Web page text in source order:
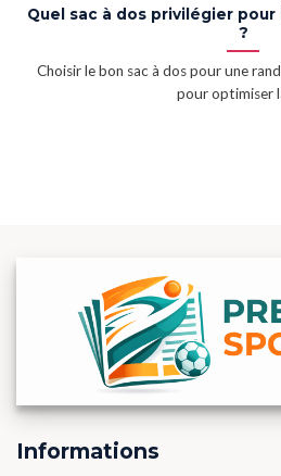
Quel sac à dos privilégier
?
Choisir le bon sac à dos pour une
pour optimiser
Informations